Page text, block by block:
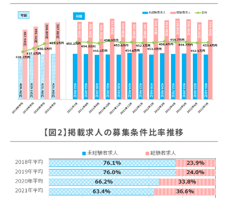
【図2】掲載求人の募集条件比率推移